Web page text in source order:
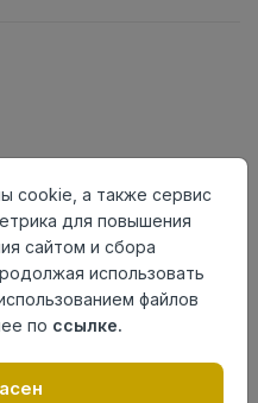
cookie, а также сервис
для повышения
сайтом и сбора
использовать
файлов
по ссылке.